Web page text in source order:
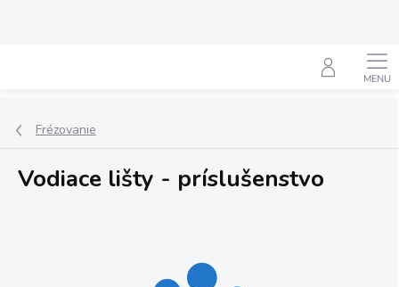
Hľadať
Frézovanie
Vodiace lišty - príslušenstvo